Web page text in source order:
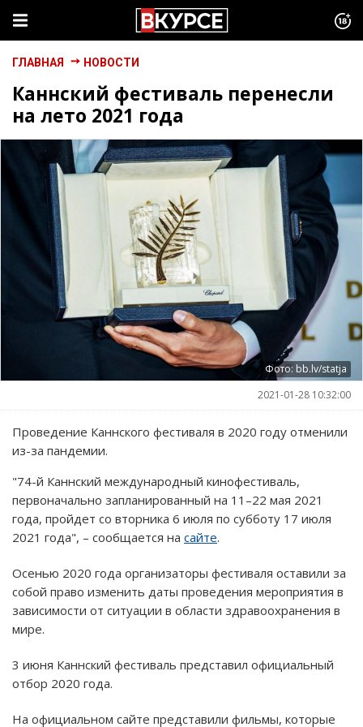
ГЛАВНАЯ НОВОСТИ
Каннский фестиваль перенесли
на лето 2021 года
Фото: bb.lv/statja
2021-01-28 10:32:00
Проведение Каннского фестиваля в 2020 году отменили
из-за пандемии.
"74-й Каннский международный кинофестиваль,
первоначально запланированный на 11–22 мая 2021
года, пройдет со вторника 6 июля по субботу 17 июля
2021 года", – сообщается на сайте.
Осенью 2020 года организаторы фестиваля оставили за
собой право изменить даты проведения мероприятия в
зависимости от ситуации в области здравоохранения в
мире.
3 июня Каннский фестиваль представил официальный
отбор 2020 года.
На официальном сайте представили фильмы, которые